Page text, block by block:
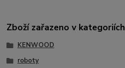
Zboží zařazeno v kategoriích
KENWOOD
roboty